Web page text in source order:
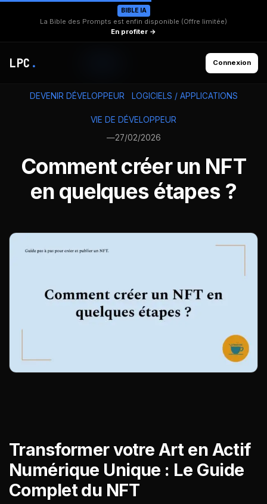
BIBLE IA
La Bible des Prompts est enfin disponible (Offre limitée)
En profiter →
LPC . Connexion
DEVENIR DÉVELOPPEUR LOGICIELS / APPLICATIONS
VIE DE DÉVELOPPEUR
—27/02/2026
Comment créer un NFT
en quelques étapes ?
Transformer votre Art en Actif
Numérique Unique : Le Guide
Complet du NFT